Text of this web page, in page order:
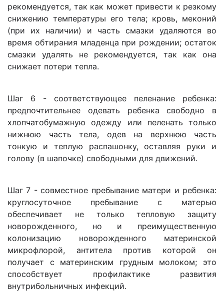
рекомендуется, так как может привести к резкому
снижению температуры его тела; кровь, меконий
(при их наличии) и часть смазки удаляются во
время обтирания младенца при рождении; остаток
смазки удалять не рекомендуется, так как она
снижает потери тепла.
Шаг 6 - соответствующее пеленание ребенка:
предпочтительнее одевать ребенка свободно в
хлопчатобумажную одежду или пеленать только
нижнюю часть тела, одев на верхнюю часть
тонкую и теплую распашонку, оставляя руки и
голову (в шапочке) свободными для движений.
Шаг 7 - совместное пребывание матери и ребенка:
круглосуточное пребывание с матерью
обеспечивает не только тепловую защиту
новорожденного, но и преимущественную
колонизацию новорожденного материнской
микрофлорой, антитела против которой он
получает с материнским грудным молоком; это
способствует профилактике развития
внутрибольничных инфекций.